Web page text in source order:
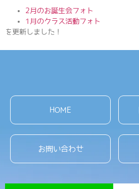
2月のお誕生会フォト
1月のクラス活動フォト
を更新しました！
HOME
お問い合わせ